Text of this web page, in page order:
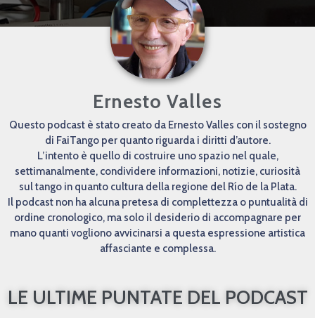
Ernesto Valles
Questo podcast è stato creato da Ernesto Valles con il sostegno
di FaiTango per quanto riguarda i diritti d’autore.
L’intento è quello di costruire uno spazio nel quale,
settimanalmente, condividere informazioni, notizie, curiosità
sul tango in quanto cultura della regione del Río de la Plata.
Il podcast non ha alcuna pretesa di complettezza o puntualità di
ordine cronologico, ma solo il desiderio di accompagnare per
mano quanti vogliono avvicinarsi a questa espressione artistica
affasciante e complessa.
LE ULTIME PUNTATE DEL PODCAST